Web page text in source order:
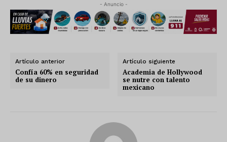
- Anuncio -
Artículo anterior
Confía 60% en seguridad
de su dinero
Artículo siguiente
Academia de Hollywood
se nutre con talento
mexicano